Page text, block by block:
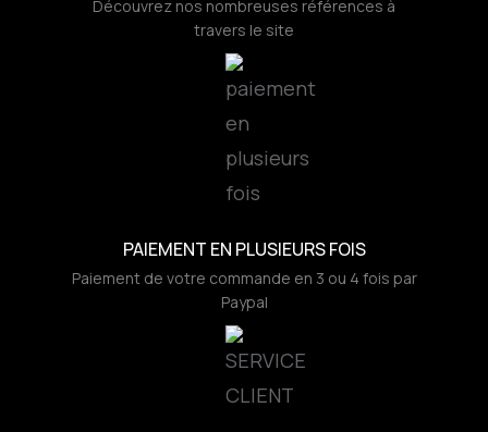
Découvrez nos nombreuses références à
travers le site
PAIEMENT EN PLUSIEURS FOIS
Paiement de votre commande en 3 ou 4 fois par
Paypal